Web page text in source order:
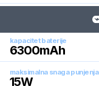
kapacitet baterije
6300mAh
maksimalna snaga punjenja
15W